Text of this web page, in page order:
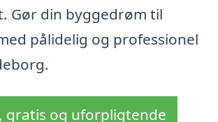
Gør din byggedrøm til
pålidelig og professionel
gratis og uforpligtende